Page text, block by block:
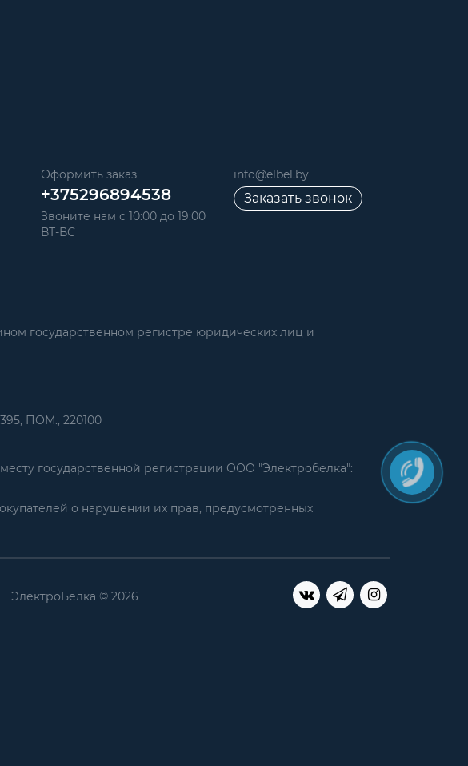
Оформить заказ
+375296894538
Звоните нам с 10:00 до 19:00
ВТ-ВС
info@elbel.by
Заказать звонок
государственном регистре юридических лиц и
ПОМ., 220100
государственной регистрации ООО "Электробелка":
о нарушении их прав, предусмотренных
ЭлектроБелка © 2026